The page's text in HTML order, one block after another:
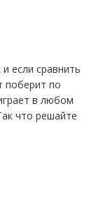
поберит по
в любом
что решайте